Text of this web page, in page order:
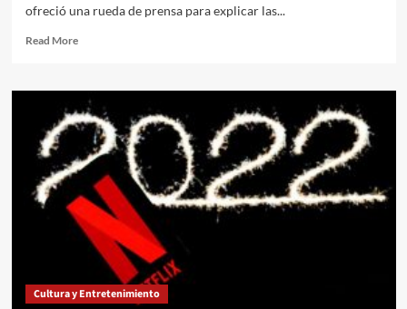
ofreció una rueda de prensa para explicar las...
Read MoreRead
Internacionales///Carolina
Alonso
Romei///Nuevo
alcalde
de
NY
descarta
cierres
y
regreso
office
Cultura y Entretenimiento